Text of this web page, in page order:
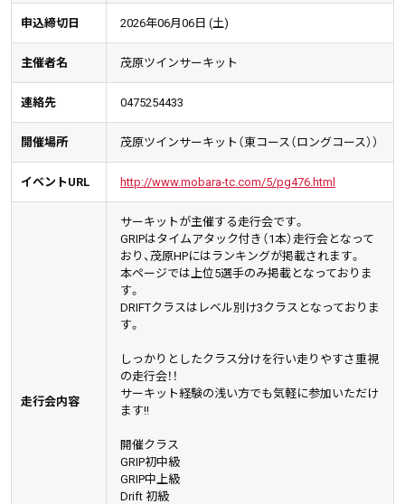
申込締切日 2026年06月06日 (土)
主催者名 茂原ツインサーキット
連絡先 0475254433
開催場所 茂原ツインサーキット（東コース（ロングコース））
イベントURL http://www.mobara-tc.com/5/pg476.html
走行会内容
サーキットが主催する走行会です。
GRIPはタイムアタック付き（1本）走行会となって
おり、茂原HPにはランキングが掲載されます。
本ページでは上位5選手のみ掲載となっておりま
す。
DRIFTクラスはレベル別け3クラスとなっておりま
す。
しっかりとしたクラス分けを行い走りやすさ重視
の走行会！！
サーキット経験の浅い方でも気軽に参加いただけ
ます!!
開催クラス
GRIP初中級
GRIP中上級
Drift 初級